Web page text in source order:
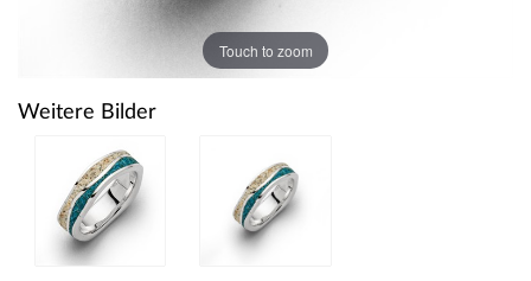
Touch to zoom
Weitere Bilder